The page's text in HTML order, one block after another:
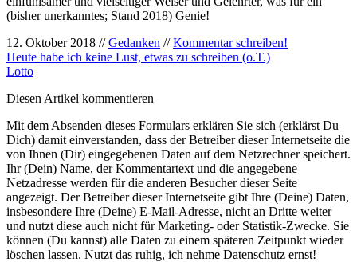
(bisher unerkanntes; Stand 2018) Genie!
12. Oktober 2018 //Gedanken //Kommentar schreiben!
Heute habe ich keine Lust, etwas zu schreiben (o.T.)
Lotto
Diesen Artikel kommentieren
Mit dem Absenden dieses Formulars erklären Sie sich (erklärst Du
Dich) damit einverstanden, dass der Betreiber dieser Internetseite die
von Ihnen (Dir) eingegebenen Daten auf dem Netzrechner speichert.
Ihr (Dein) Name, der Kommentartext und die angegebene
Netzadresse werden für die anderen Besucher dieser Seite
angezeigt. Der Betreiber dieser Internetseite gibt Ihre (Deine) Daten,
insbesondere Ihre (Deine) E-Mail-Adresse, nicht an Dritte weiter
und nutzt diese auch nicht für Marketing- oder Statistik-Zwecke. Sie
können (Du kannst) alle Daten zu einem späteren Zeitpunkt wieder
löschen lassen. Nutzt das ruhig, ich nehme Datenschutz ernst!